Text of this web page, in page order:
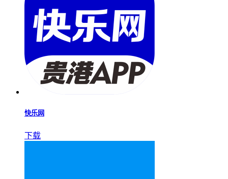
快乐网
下载